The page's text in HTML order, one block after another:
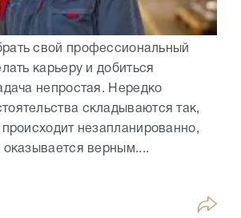
свой профессиональный
карьеру и добиться
непростая. Нередко
складываются так,
незапланированно,
оказывается верным....